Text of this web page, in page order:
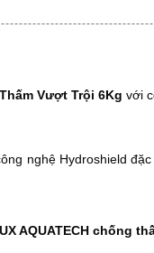
Vượt Trội 6Kg với
nghệ Hydroshield
AQUATECH chống